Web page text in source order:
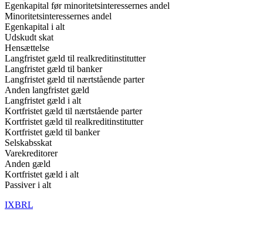
Egenkapital før minoritetsinteressernes andel
Minoritetsinteressernes andel
Egenkapital i alt
Udskudt skat
Hensættelse
Langfristet gæld til realkreditinstitutter
Langfristet gæld til banker
Langfristet gæld til nærtstående parter
Anden langfristet gæld
Langfristet gæld i alt
Kortfristet gæld til nærtstående parter
Kortfristet gæld til realkreditinstitutter
Kortfristet gæld til banker
Selskabsskat
Varekreditorer
Anden gæld
Kortfristet gæld i alt
Passiver i alt
IXBRL